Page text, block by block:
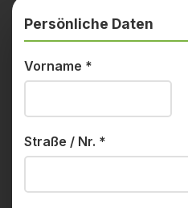
Persönliche Daten
Vorname *
Straße / Nr. *